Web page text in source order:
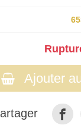
Ajouter